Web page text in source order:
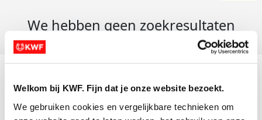
Welkom bij KWF. Fijn dat je onze website bezoekt.
We gebruiken cookies en vergelijkbare technieken om
We hebben geen zoekresultaten
Actiematerialen
Evenementen